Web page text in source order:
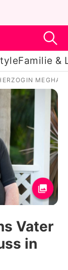
Familie &
MEGHAN
Vater
in